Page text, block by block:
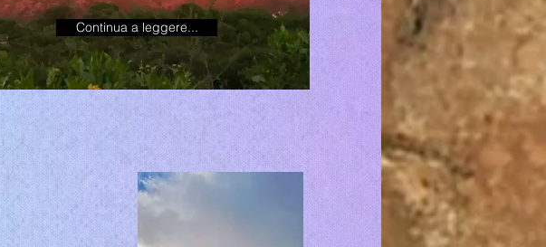
Continua a leggere...